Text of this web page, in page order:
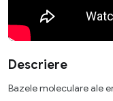
Descriere
Bazele moleculare ale